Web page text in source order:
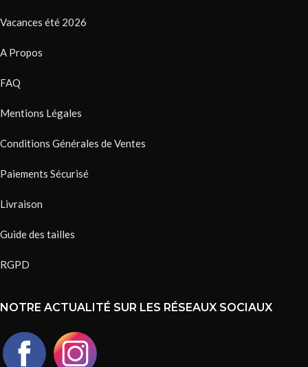
Vacances été 2026
A Propos
FAQ
Mentions Légales
Conditions Générales de Ventes
Paiements Sécurisé
Livraison
Guide des tailles
RGPD
NOTRE ACTUALITÉ SUR LES RÉSEAUX SOCIAUX